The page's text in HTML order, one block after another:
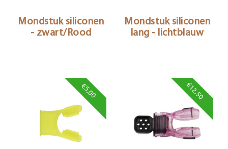
Mondstuk siliconen
- zwart/Rood
Mondstuk siliconen
lang - lichtblauw
€5,00 €12,50